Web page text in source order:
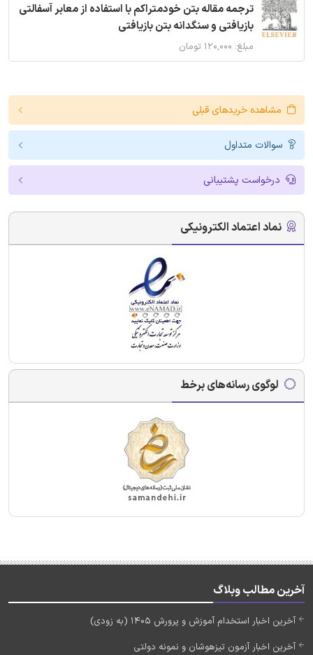
ترجمه مقاله بتن خودمتراکم با استفاده از معابر آسفالتی
بازیافتی و سنگدانه بتن بازیافتی
مبلغ: ۱۲۰,۰۰۰ تومان
مشاهده خریدهای قبلی
سوالات متداول
درخواست پشتیبانی
نماد اعتماد الکترونیکی
لوگوی رسانه‌های برخط
آخرین مطالب وبلاگ
آخرین اخبار استخدام آموزش و پرورش 1405 (به زودی)
آخرین اخبار آزمون تیزهوشان و نمونه دولتی